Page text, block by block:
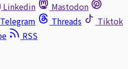
Linkedin
Mastodon
Telegram Threads
Tiktok
RSS